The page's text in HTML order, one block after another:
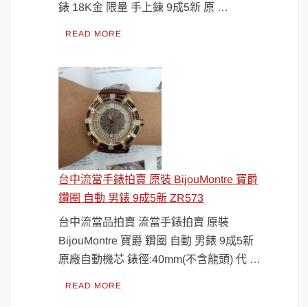
錶 18K金 限量 手上鍊 9成5新 原 …
READ MORE
台中流當手錶拍賣 原裝 BijouMontre 寶爵
鑽圈 自動 男錶 9成5新 ZR573
台中流當品拍賣 流當手錶拍賣 原裝
BijouMontre 寶爵 鑽圈 自動 男錶 9成5新
原廠自動機芯 錶徑:40mm(不含龍頭) 代 …
READ MORE